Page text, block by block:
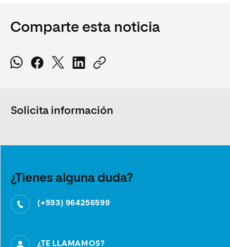
Comparte esta noticia
Solicita información
¿Tienes alguna duda?
(+593) 964256599
¿TE LLAMAMOS?